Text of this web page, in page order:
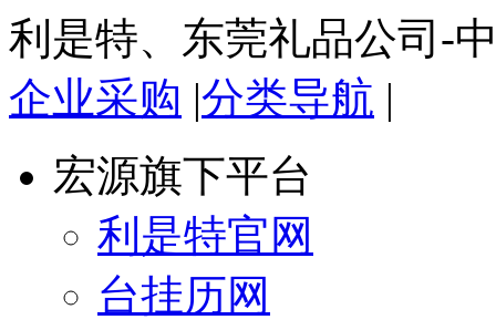
利是特、东莞礼品公司-
企业采购 |分类导航 |
宏源旗下平台
利是特官网
台挂历网